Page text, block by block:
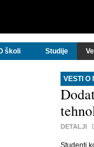
školi Studije
VESTI O
DETALJI
Studenti